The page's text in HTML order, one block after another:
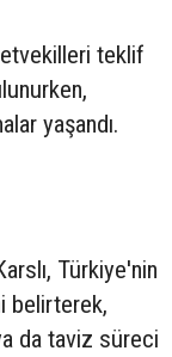
teklif
yaşandı.
Türkiye'nin
belirterek,
da taviz süreci